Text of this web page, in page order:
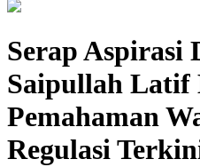
Serap Aspirasi
Saipullah Latif
Pemahaman
Regulasi